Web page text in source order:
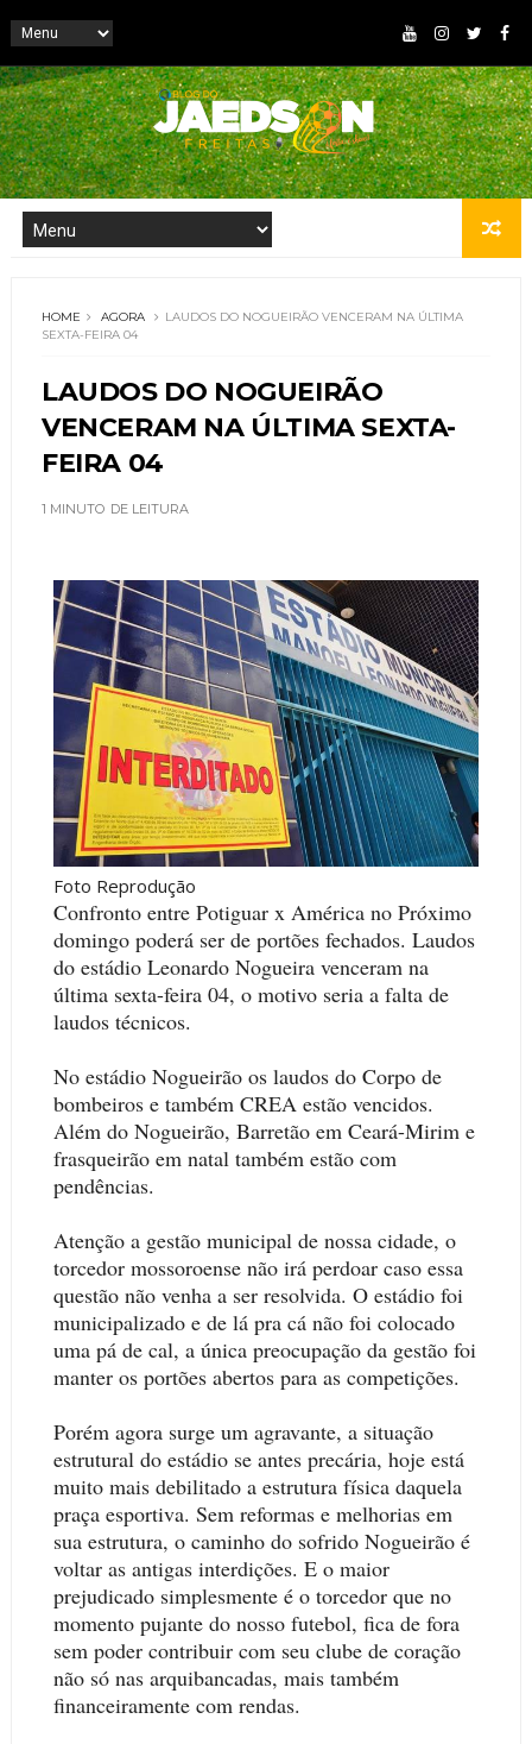
HOME AGORA
LAUDOS DO NOGUEIRÃO VENCERAM NA ÚLTIMA
SEXTA-FEIRA 04
LAUDOS DO NOGUEIRÃO
VENCERAM NA ÚLTIMA SEXTA-
FEIRA 04
1 MINUTO DE LEITURA
Foto Reprodução
Confronto entre Potiguar x América no Próximo
domingo poderá ser de portões fechados. Laudos
do estádio Leonardo Nogueira venceram na
última sexta-feira 04, o motivo seria a falta de
laudos técnicos.
No estádio Nogueirão os laudos do Corpo de
bombeiros e também CREA estão vencidos.
Além do Nogueirão, Barretão em Ceará-Mirim e
frasqueirão em natal também estão com
pendências.
Atenção a gestão municipal de nossa cidade, o
torcedor mossoroense não irá perdoar caso essa
questão não venha a ser resolvida. O estádio foi
municipalizado e de lá pra cá não foi colocado
uma pá de cal, a única preocupação da gestão foi
manter os portões abertos para as competições.
Porém agora surge um agravante, a situação
estrutural do estádio se antes precária, hoje está
muito mais debilitado a estrutura física daquela
praça esportiva. Sem reformas e melhorias em
sua estrutura, o caminho do sofrido Nogueirão é
voltar as antigas interdições. E o maior
prejudicado simplesmente é o torcedor que no
momento pujante do nosso futebol, fica de fora
sem poder contribuir com seu clube de coração
não só nas arquibancadas, mais também
financeiramente com rendas.